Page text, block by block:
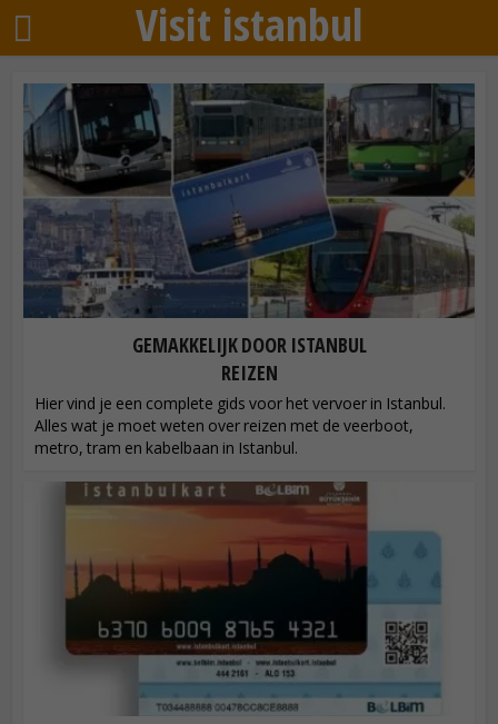
Visit istanbul
GEMAKKELIJK DOOR ISTANBUL
REIZEN
Hier vind je een complete gids voor het vervoer in Istanbul.
Alles wat je moet weten over reizen met de veerboot,
metro, tram en kabelbaan in Istanbul.